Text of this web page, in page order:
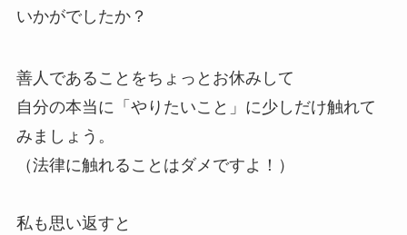
いかがでしたか？
善人であることをちょっとお休みして
自分の本当に「やりたいこと」に少しだけ触れて
みましょう。
（法律に触れることはダメですよ！）
私も思い返すと